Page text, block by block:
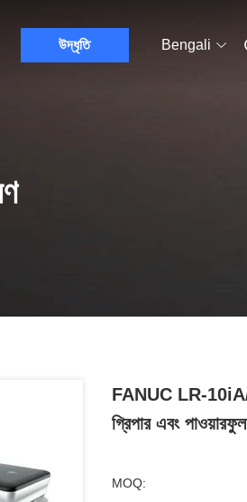
উদ্ধৃতি Bengali
FANUC LR-10iA/
গ্রিপার এবং
MOQ: